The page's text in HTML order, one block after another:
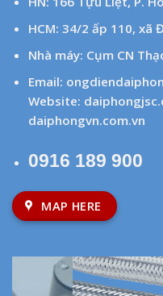
HCM: 34/2 ấp 110, xã
Nhà máy: Cụm CN
Email:
Website:
daiphongvn.com.vn
0916 189 900
MAP HERE